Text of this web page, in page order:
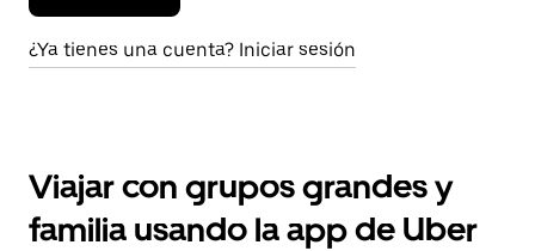
¿Ya tienes una cuenta? Iniciar sesión
Viajar con grupos grandes y
familia usando la app de Uber